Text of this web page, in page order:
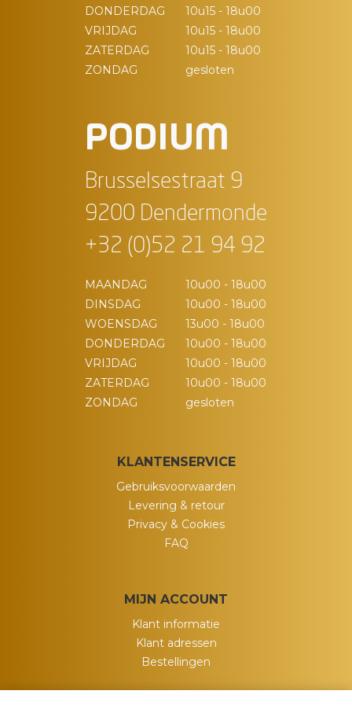
DONDERDAG
10u15 - 18u00
VRIJDAG
10u15 - 18u00
ZATERDAG
10u15 - 18u00
ZONDAG
gesloten
PODIUM
Brusselsestraat 9
9200 Dendermonde
+32 (0)52 21 94 92
MAANDAG
10u00 - 18u00
DINSDAG
10u00 - 18u00
WOENSDAG
13u00 - 18u00
DONDERDAG
10u00 - 18u00
VRIJDAG
10u00 - 18u00
ZATERDAG
10u00 - 18u00
ZONDAG
gesloten
KLANTENSERVICE
Gebruiksvoorwaarden
Levering & retour
Privacy & Cookies
FAQ
MIJN ACCOUNT
Klant informatie
Klant adressen
Bestellingen